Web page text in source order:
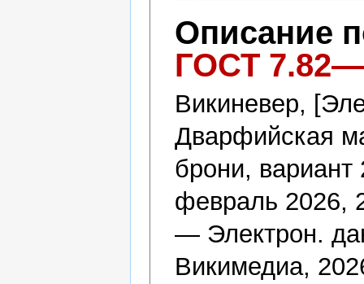
Описание
ГОСТ
Викиневер,
Дварфийская
брони, вариант
февраль 2026,
— Электрон.
Викимедиа,